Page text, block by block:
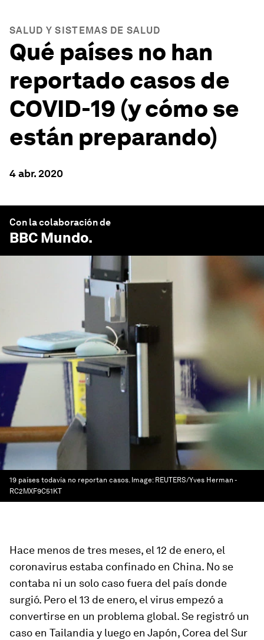
SALUD Y SISTEMAS DE SALUD
Qué países no han
reportado casos de
COVID-19 (y cómo se
están preparando)
4 abr. 2020
Con la colaboración de
BBC Mundo.
19 países todavía no reportan casos. Image: REUTERS/Yves Herman -
RC2MXF9C51KT
Hace menos de tres meses, el 12 de enero, el
coronavirus estaba confinado en China. No se
contaba ni un solo caso fuera del país donde
surgió. Pero el 13 de enero, el virus empezó a
convertirse en un problema global. Se registró un
caso en Tailandia y luego en Japón, Corea del Sur